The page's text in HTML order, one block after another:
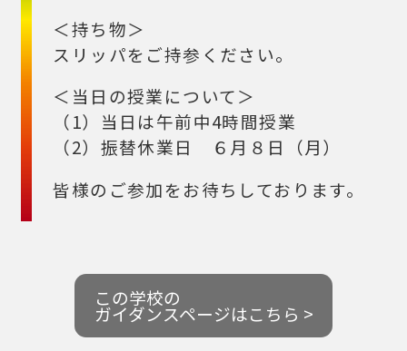
＜持ち物＞
スリッパをご持参ください。
＜当日の授業について＞
（1）当日は午前中4時間授業
（2）振替休業日 ６月８日（月）
皆様のご参加をお待ちしております。
この学校の
ガイダンスページはこちら >